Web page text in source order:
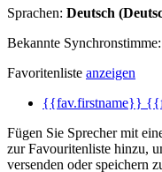
Sprachen: Deutsch
Bekannte Synchronstimme:
Favoritenliste anzeigen
{{fav.firstname}}
Fügen Sie Sprecher mit
zur Favouritenliste hinzu,
versenden oder speichern